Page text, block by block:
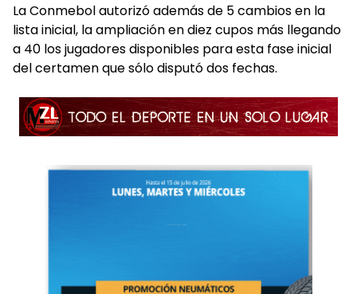
La Conmebol autorizó además de 5 cambios en la
lista inicial, la ampliación en diez cupos más llegando
a 40 los jugadores disponibles para esta fase inicial
del certamen que sólo disputó dos fechas.